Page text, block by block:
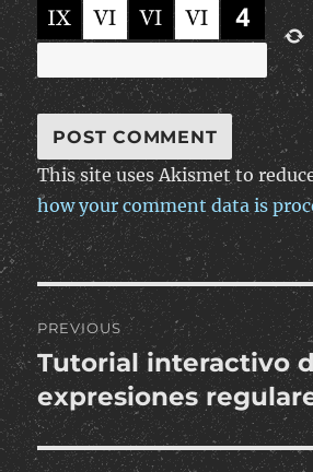
This site uses Akismet to
how your comment data is
Post
navigation
PREVIOUS
Previous
post:
Tutorial interactivo
expresiones